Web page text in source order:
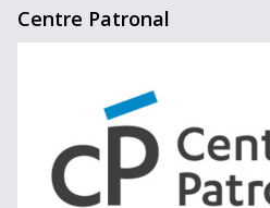
Centre Patronal